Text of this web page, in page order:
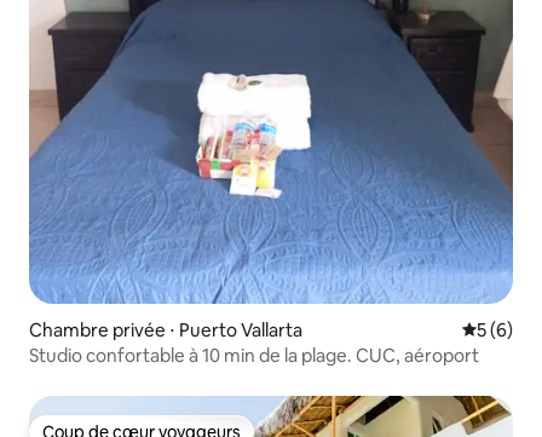
Chambre privée ⋅ Puerto Vallarta
5 (6)
Studio confortable à 10 min de la plage. CUC, aéroport
Coup de cœur voyageurs